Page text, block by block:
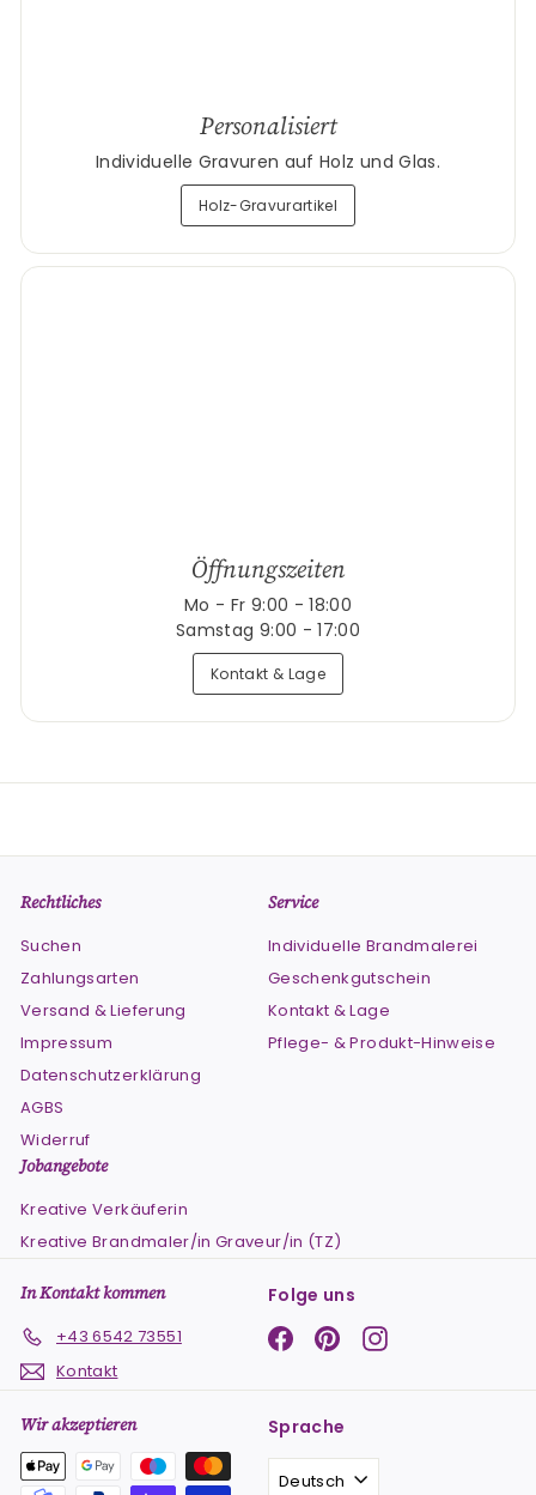
Personalisiert
Individuelle Gravuren auf Holz und Glas.
Holz-Gravurartikel
Öffnungszeiten
Mo - Fr 9:00 - 18:00
Samstag 9:00 - 17:00
Kontakt & Lage
Rechtliches
Suchen
Zahlungsarten
Versand & Lieferung
Impressum
Datenschutzerklärung
AGBS
Widerruf
Service
Individuelle Brandmalerei
Geschenkgutschein
Kontakt & Lage
Pflege- & Produkt-Hinweise
Jobangebote
Kreative Verkäuferin
Kreative Brandmaler/in Graveur/in (TZ)
In Kontakt kommen
+43 6542 73551
Kontakt
Folge uns
Facebook
PinterestInstagram
Wir akzeptieren Sprache
Deutsch